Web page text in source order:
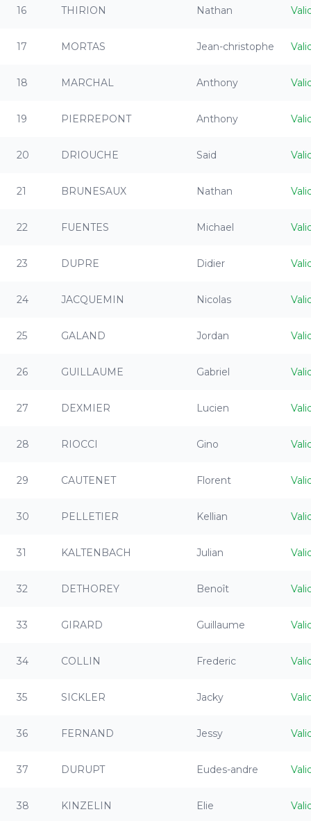
16 THIRION Nathan
17 MORTAS Jean-christophe
18 MARCHAL Anthony
19 PIERREPONT Anthony
20 DRIOUCHE Said
21 BRUNESAUX Nathan
22 FUENTES Michael
23 DUPRE Didier
24 JACQUEMIN Nicolas
25 GALAND Jordan
26 GUILLAUME Gabriel
27 DEXMIER Lucien
28 RIOCCI Gino
29 CAUTENET Florent
30 PELLETIER Kellian
31 KALTENBACH Julian
32 DETHOREY Benoît
33 GIRARD Guillaume
34 COLLIN Frederic
35 SICKLER Jacky
36 FERNAND Jessy
37 DURUPT Eudes-andre
38 KINZELIN Elie